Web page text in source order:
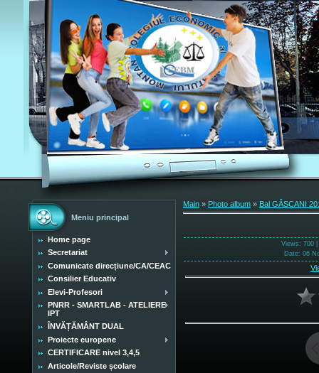
Meniu principal
Home page
Secretariat
Comunicate direcțiune/CA/CEAC
Consilier Educativ
Elevi-Profesori
PNRR - SMARTLAB - ATELIERE
IPT
ÎNVĂȚĂMÂNT DUAL
Proiecte europene
CERTIFICARE nivel 3,4,5
Articole/Reviste școlare
Main » Photo album » Bal GÂSCANI
Views: 700 |
Date: 06